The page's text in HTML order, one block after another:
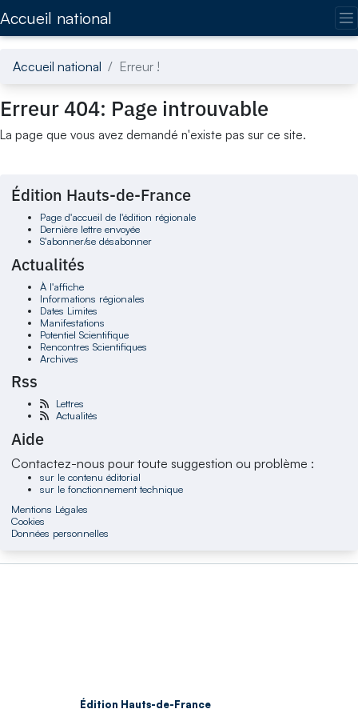
Accueil national
Accueil national Erreur !
Erreur 404: Page introuvable
La page que vous avez demandé n'existe pas sur ce site.
Édition Hauts-de-France
Page d'accueil de l'édition régionale
Dernière lettre envoyée
S'abonner/se désabonner
Actualités
À l'affiche
Informations régionales
Dates Limites
Manifestations
Potentiel Scientifique
Rencontres Scientifiques
Archives
Rss
Lettres
Actualités
Aide
Contactez-nous pour toute suggestion ou problème :
sur le contenu éditorial
sur le fonctionnement technique
Mentions Légales
Cookies
Données personnelles
Édition Hauts-de-France